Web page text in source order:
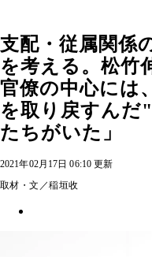
支配・従属関係
を考える。松竹
官僚の中心には
を取り戻すんだ
たちがいた」
2021年02月17日 06:10 更新
取材・文／稲垣收